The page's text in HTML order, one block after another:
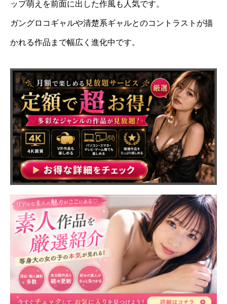
ップ萌えを前面に出した作風も人気です。
ガングロコギャルや清楚系ギャルとのコントラストが描
かれる作品まで幅広く進化中です。